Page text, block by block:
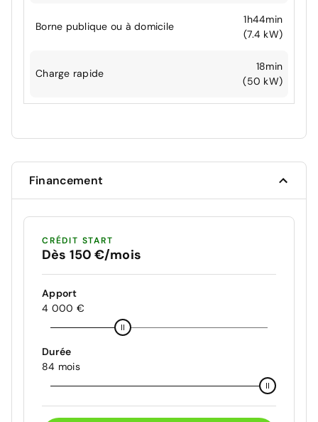
Borne publique ou à domicile
1h44min
(7.4 kW)
Charge rapide
18min
(50 kW)
Financement
CRÉDIT START
Dès 150 €/mois
Apport
4 000 €
Durée
84 mois